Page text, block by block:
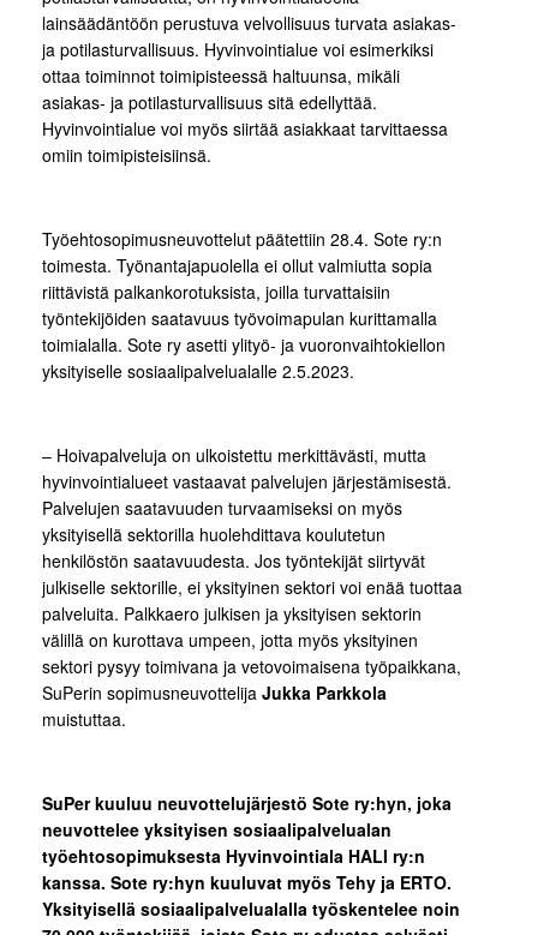
lainsäädäntöön perustuva velvollisuus turvata asiakas-
ja potilasturvallisuus. Hyvinvointialue voi esimerkiksi
ottaa toiminnot toimipisteessä haltuunsa, mikäli
asiakas- ja potilasturvallisuus sitä edellyttää.
Hyvinvointialue voi myös siirtää asiakkaat tarvittaessa
omiin toimipisteisiinsä.
Työehtosopimusneuvottelut päätettiin 28.4. Sote ry:n
toimesta. Työnantajapuolella ei ollut valmiutta sopia
riittävistä palkankorotuksista, joilla turvattaisiin
työntekijöiden saatavuus työvoimapulan kurittamalla
toimialalla. Sote ry asetti ylityö- ja vuoronvaihtokiellon
yksityiselle sosiaalipalvelualalle 2.5.2023.
– Hoivapalveluja on ulkoistettu merkittävästi, mutta
hyvinvointialueet vastaavat palvelujen järjestämisestä.
Palvelujen saatavuuden turvaamiseksi on myös
yksityisellä sektorilla huolehdittava koulutetun
henkilöstön saatavuudesta. Jos työntekijät siirtyvät
julkiselle sektorille, ei yksityinen sektori voi enää tuottaa
palveluita. Palkkaero julkisen ja yksityisen sektorin
välillä on kurottava umpeen, jotta myös yksityinen
sektori pysyy toimivana ja vetovoimaisena työpaikkana,
SuPerin sopimusneuvottelija Jukka Parkkola
muistuttaa.
SuPer kuuluu neuvottelujärjestö Sote ry:hyn, joka
neuvottelee yksityisen sosiaalipalvelualan
työehtosopimuksesta Hyvinvointiala HALI ry:n
kanssa. Sote ry:hyn kuuluvat myös Tehy ja ERTO.
Yksityisellä sosiaalipalvelualalla työskentelee noin